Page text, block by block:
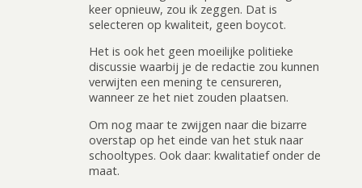
keer opnieuw, zou ik zeggen. Dat is
selecteren op kwaliteit, geen boycot.
Het is ook het geen moeilijke politieke
discussie waarbij je de redactie zou kunnen
verwijten een mening te censureren,
wanneer ze het niet zouden plaatsen.
Om nog maar te zwijgen naar die bizarre
overstap op het einde van het stuk naar
schooltypes. Ook daar: kwalitatief onder de
maat.